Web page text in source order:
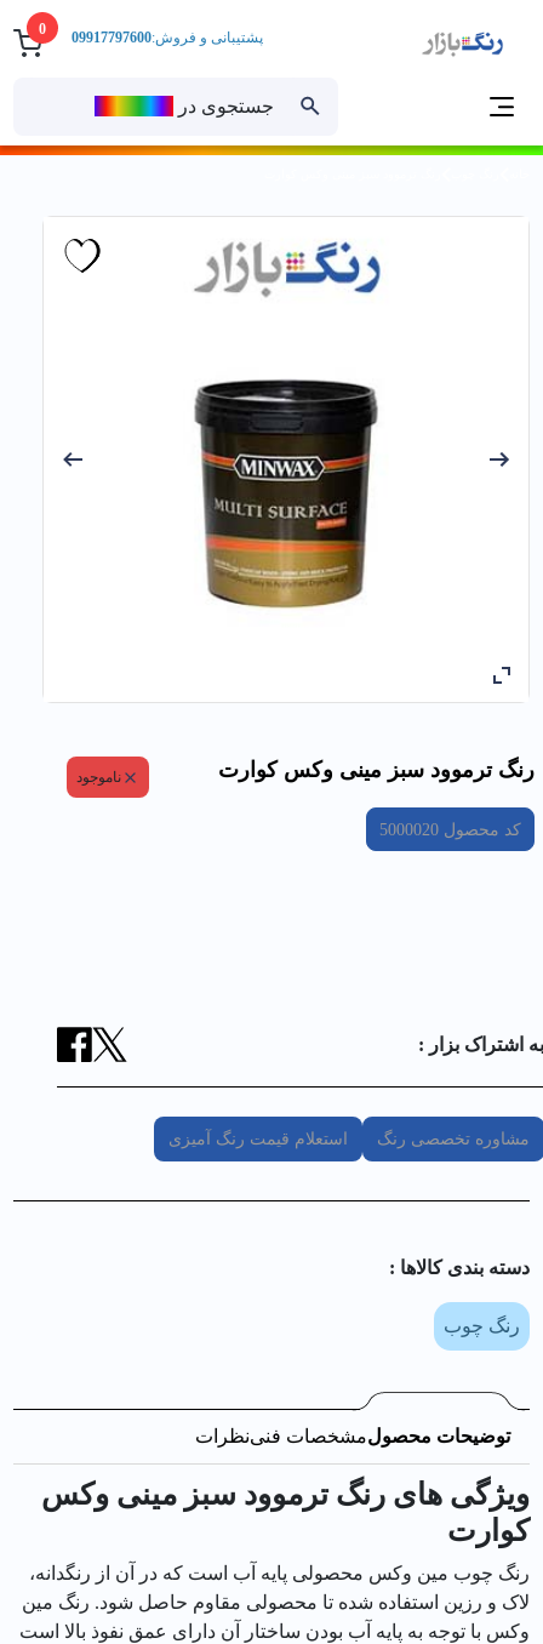
0
جستجوی در
پشتیبانی و فروش:09917797600
رنگ ترموود سبز مینی وکس كوارت ناموجود
کد محصول5000020
به اشتراک بزار :
مشاوره تخصصی رنگ استعلام قیمت رنگ آمیزی
دسته بندی کالا‌ها :
رنگ چوب
توضیحات محصولمشخصات فنینظرات
ویژگی های رنگ ترموود سبز مینی وکس
كوارت
رنگ چوب مین وکس محصولی پایه آب است که در آن از رنگدانه،
لاک و رزین استفاده شده تا محصولی مقاوم حاصل شود. رنگ مین
وکس با توجه به پایه آب بودن ساختار آن دارای عمق نفوذ بالا است